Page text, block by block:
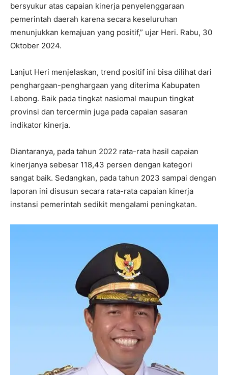
bersyukur atas capaian kinerja penyelenggaraan
pemerintah daerah karena secara keseluruhan
menunjukkan kemajuan yang positif,” ujar Heri. Rabu, 30
Oktober 2024.
Lanjut Heri menjelaskan, trend positif ini bisa dilihat dari
penghargaan-penghargaan yang diterima Kabupaten
Lebong. Baik pada tingkat nasiomal maupun tingkat
provinsi dan tercermin juga pada capaian sasaran
indikator kinerja.
Diantaranya, pada tahun 2022 rata-rata hasil capaian
kinerjanya sebesar 118,43 persen dengan kategori
sangat baik. Sedangkan, pada tahun 2023 sampai dengan
laporan ini disusun secara rata-rata capaian kinerja
instansi pemerintah sedikit mengalami peningkatan.